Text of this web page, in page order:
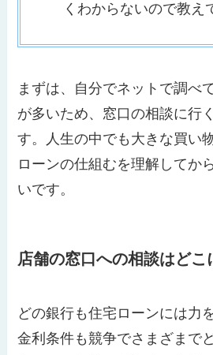
くわからないので教え
まずは、自分でネットで調べ
が多いため、窓口の相談に行
す。人生の中でも大きな買い
ローンの仕組むを理解してか
いです。
店舗の窓口への相談はどこ
どの銀行も住宅ローンには力
金利条件も競争でさまざまで